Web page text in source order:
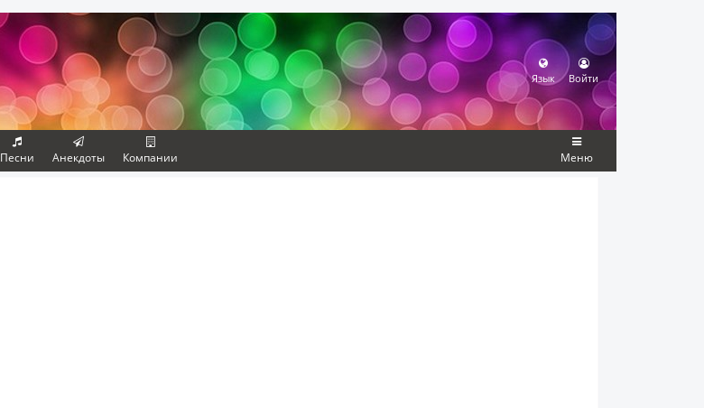
Язык Войти
Песни Анекдоты Компании Меню